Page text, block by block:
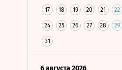
17 18 19 20 21 22
24 25 26 27 28 29
31
6 августа 2026